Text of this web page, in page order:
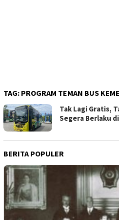
TAG: PROGRAM TEMAN BUS
Tak Lagi Gratis,
Segera Berlaku
BERITA POPULER